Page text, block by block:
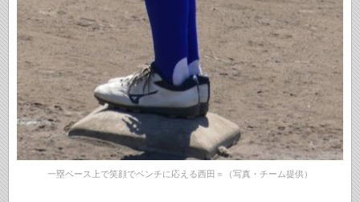
一塁ベース上で笑顔でベンチに応える西田＝（写真・チーム提供）